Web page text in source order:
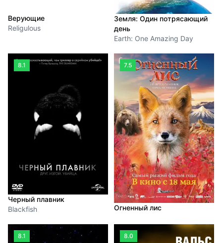
Верующие
Religulous
Земля: Один потрясающий
день
Earth: One Amazing Day
8.1
Черный плавник
Blackfish
7.5
Огненный лис
8.1 8.0